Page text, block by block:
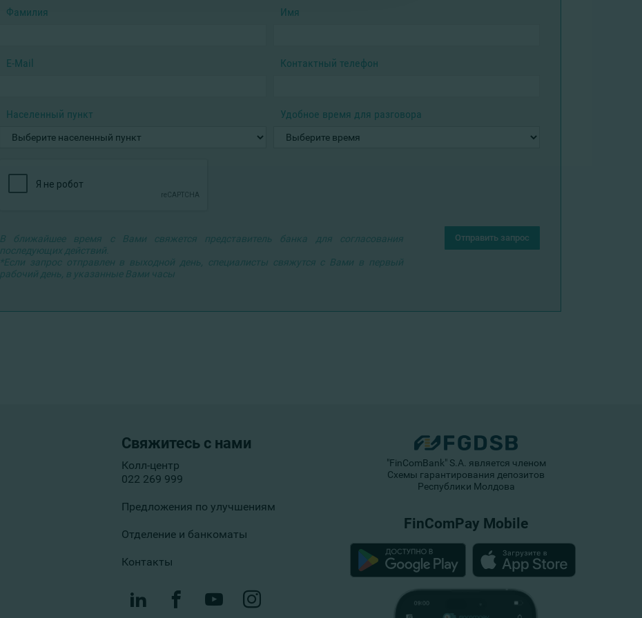
Фамилия Имя
E-Mail Контактный телефон
Населенный пункт Удобное время для разговора
В ближайшее время с Вами свяжется представитель банка для согласования
последующих действий.
*Если запрос отправлен в выходной день, специалисты свяжутся с Вами в первый
рабочий день, в указанные Вами часы
Отправить запрос
Свяжитесь с нами
Колл-центр
022 269 999
Предложения по улучшениям
Отделение и банкоматы
Контакты
"FinComBank" S.A. является членом
Схемы гарантирования депозитов
Республики Молдова
FinComPay Mobile